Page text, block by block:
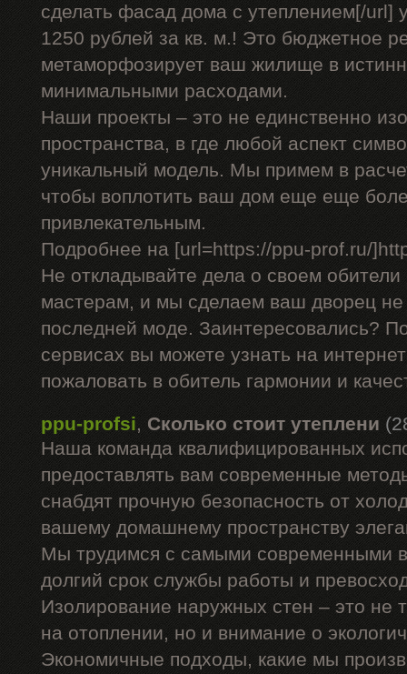
сделать фасад дома с утеплением[/url]
1250 рублей за кв. м.! Это бюджетное
метаморфозирует ваш жилище в
минимальными расходами.
Наши проекты – это не единственно
пространства, в где любой аспект
уникальный модель. Мы примем в
чтобы воплотить ваш дом еще еще
привлекательным.
Подробнее на [url=https://ppu-prof.ru/
Не откладывайте дела о своем
мастерам, и мы сделаем ваш дворец не
последней моде. Заинтересовались?
сервисах вы можете узнать на
пожаловать в обитель гармонии и
ppu-profsi, Сколько стоит утеплени
Наша команда квалифицированных
предоставлять вам современные
снабдят прочную безопасность от
вашему домашнему пространству
Мы трудимся с самыми современными
долгий срок службы работы и
Изолирование наружных стен – это не
на отоплении, но и внимание о
Экономичные подходы, какие мы